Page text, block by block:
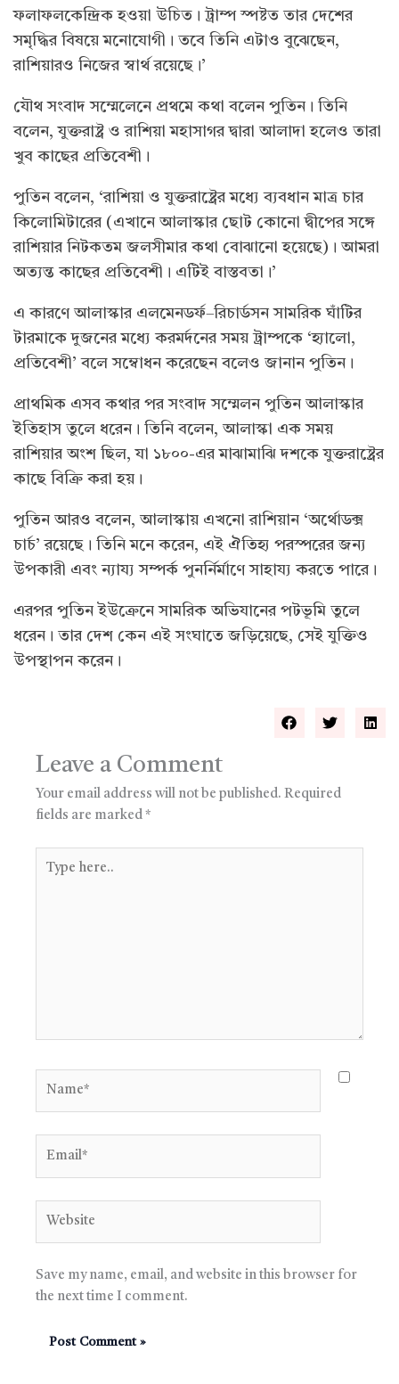
ফলাফলকেন্দ্রিক হওয়া উচিত। ট্রাম্প স্পষ্টত তার দেশের
সমৃদ্ধির বিষয়ে মনোযোগী। তবে তিনি এটাও বুঝেছেন,
রাশিয়ারও নিজের স্বার্থ রয়েছে।’
যৌথ সংবাদ সম্মেলেনে প্রথমে কথা বলেন পুতিন। তিনি
বলেন, যুক্তরাষ্ট্র ও রাশিয়া মহাসাগর দ্বারা আলাদা হলেও তারা
খুব কাছের প্রতিবেশী।
পুতিন বলেন, ‘রাশিয়া ও যুক্তরাষ্ট্রের মধ্যে ব্যবধান মাত্র চার
কিলোমিটারের (এখানে আলাস্কার ছোট কোনো দ্বীপের সঙ্গে
রাশিয়ার নিটকতম জলসীমার কথা বোঝানো হয়েছে)। আমরা
অত্যন্ত কাছের প্রতিবেশী। এটিই বাস্তবতা।’
এ কারণে আলাস্কার এলমেনডর্ফ–রিচার্ডসন সামরিক ঘাঁটির
টারমাকে দুজনের মধ্যে করমর্দনের সময় ট্রাম্পকে ‘হ্যালো,
প্রতিবেশী’ বলে সম্বোধন করেছেন বলেও জানান পুতিন।
প্রাথমিক এসব কথার পর সংবাদ সম্মেলন পুতিন আলাস্কার
ইতিহাস তুলে ধরেন। তিনি বলেন, আলাস্কা এক সময়
রাশিয়ার অংশ ছিল, যা ১৮০০-এর মাঝামাঝি দশকে যুক্তরাষ্ট্রের
কাছে বিক্রি করা হয়।
পুতিন আরও বলেন, আলাস্কায় এখনো রাশিয়ান ‘অর্থোডক্স
চার্চ’ রয়েছে। তিনি মনে করেন, এই ঐতিহ্য পরস্পরের জন্য
উপকারী এবং ন্যায্য সম্পর্ক পুনর্নির্মাণে সাহায্য করতে পারে।
এরপর পুতিন ইউক্রেনে সামরিক অভিযানের পটভূমি তুলে
ধরেন। তার দেশ কেন এই সংঘাতে জড়িয়েছে, সেই যুক্তিও
উপস্থাপন করেন।
Leave a Comment
Your email address will not be published. Required
fields are marked *
here..
Save my name, email, and website in this browser for
the next time I comment.